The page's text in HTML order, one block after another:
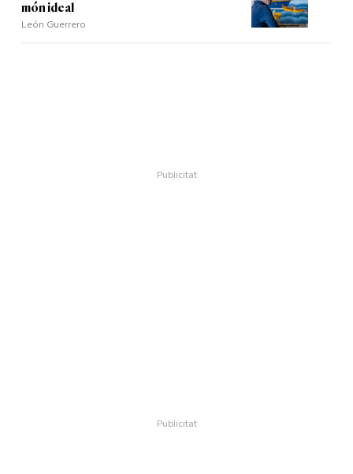
món ideal
León Guerrero